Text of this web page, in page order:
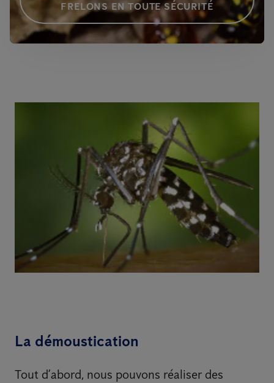
FRELONS EN TOUTE SÉCURITÉ
La démoustication
Tout d’abord, nous pouvons réaliser des